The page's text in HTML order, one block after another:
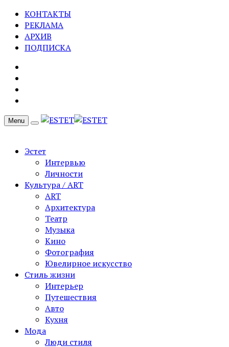
КОНТАКТЫ
РЕКЛАМА
АРХИВ
ПОДПИСКА
Menu
Эстет
Интервью
Личности
Культура / ART
ART
Архитектура
Театр
Музыка
Кино
Фотография
Ювелирное искусство
Стиль жизни
Интерьер
Путешествия
Авто
Кухня
Мода
Люди стиля